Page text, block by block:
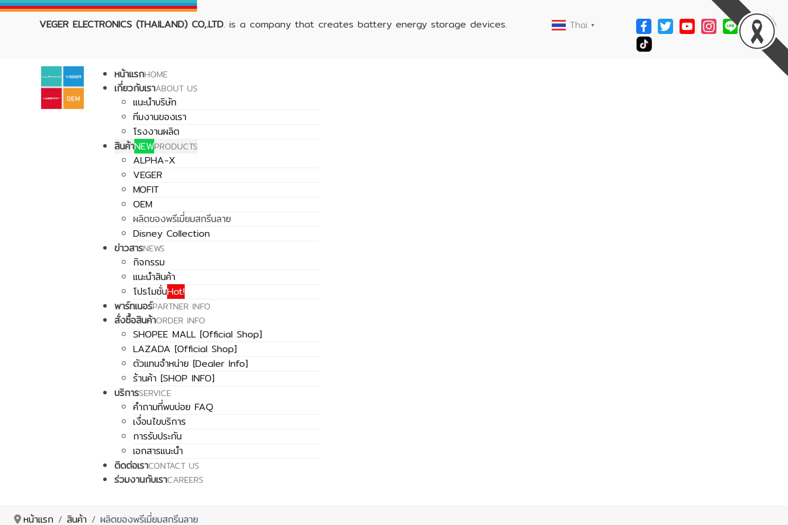
VEGER ELECTRONICS (THAILAND) CO,.LTD. is a company that creates battery energy storage devices. Thai ▼
หน้าแรกHOME
เกี่ยวกับเราABOUT US
แนะนำบริษัท
ทีมงานของเรา
โรงงานผลิต
สินค้าNEWPRODUCTS
ALPHA-X
VEGER
MOFIT
OEM
ผลิตของพรีเมี่ยมสกรีนลาย
Disney Collection
ข่าวสารNEWS
กิจกรรม
แนะนำสินค้า
โปรโมชั่นHot!
พาร์ทเนอร์PARTNER INFO
สั่งซื้อสินค้าORDER INFO
SHOPEE MALL [Official Shop]
LAZADA [Official Shop]
ตัวแทนจำหน่าย [Dealer Info]
ร้านค้า [SHOP INFO]
บริการSERVICE
คำถามที่พบบ่อย FAQ
เงื่อนไขบริการ
การรับประกัน
เอกสารแนะนำ
ติดต่อเราCONTACT US
ร่วมงานกับเราCAREERS
หน้าแรก สินค้า ผลิตของพรีเมี่ยมสกรีนลาย